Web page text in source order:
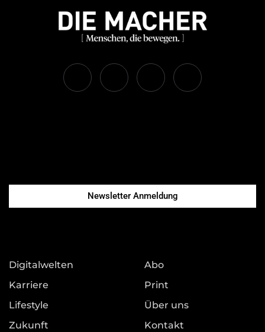
Newsletter Anmeldung
Digitalwelten
Karriere
Lifestyle
Zukunft
Abo
Print
Über uns
Kontakt